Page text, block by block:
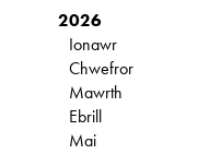
2026
Ionawr
Chwefror
Mawrth
Ebrill
Mai